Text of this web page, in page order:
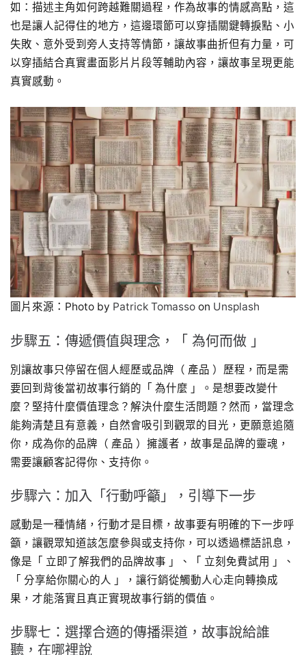
如：描述主角如何跨越難關過程，作為故事的情感高點，這
也是讓人記得住的地方，這邊環節可以穿插關鍵轉捩點、小
失敗、意外受到旁人支持等情節，讓故事曲折但有力量，可
以穿插結合真實畫面影片片段等輔助內容，讓故事呈現更能
真實感動。
圖片來源：Photo by Patrick Tomasso on Unsplash
步驟五：傳遞價值與理念，「 為何而做 」
別讓故事只停留在個人經歷或品牌（ 產品 ）歷程，而是需
要回到背後當初故事行銷的「 為什麼 」。是想要改變什
麼？堅持什麼價值理念？解決什麼生活問題？然而，當理念
能夠清楚且有意義，自然會吸引到觀眾的目光，更願意追隨
你，成為你的品牌（ 產品 ）擁護者，故事是品牌的靈魂，
需要讓顧客記得你、支持你。
步驟六：加入「行動呼籲」，引導下一步
感動是一種情緒，行動才是目標，故事要有明確的下一步呼
籲，讓觀眾知道該怎麼參與或支持你，可以透過標語訊息，
像是「 立即了解我們的品牌故事 」、「 立刻免費試用 」、
「 分享給你關心的人 」，讓行銷從觸動人心走向轉換成
果，才能落實且真正實現故事行銷的價值。
步驟七：選擇合適的傳播渠道，故事說給誰
聽，在哪裡說